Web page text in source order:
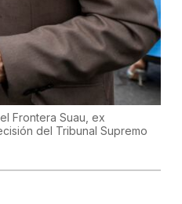
Frontera Suau, ex
del Tribunal Supremo